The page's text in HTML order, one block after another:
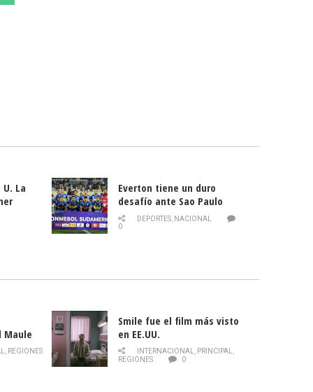
La
Everton tiene un duro
desafío ante Sao Paulo
DEPORTES, NACIONAL
0
Maule
de la
, REGIONES
Smile fue el film más visto
en EE.UU.
INTERNACIONAL, PRINCIPAL,
REGIONES
0